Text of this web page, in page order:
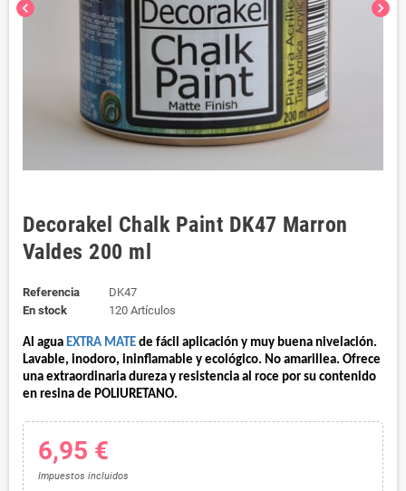
chevron_left chevron_right
Decorakel Chalk Paint DK47 Marron
Valdes 200 ml
Referencia
DK47
En stock
120 Artículos
Al agua EXTRA MATE de fácil aplicación y muy buena nivelación.
Lavable, inodoro, ininflamable y ecológico. No amarillea. Ofrece
una extraordinaria dureza y resistencia al roce por su contenido
en resina de POLIURETANO.
6,95 €
Impuestos incluidos